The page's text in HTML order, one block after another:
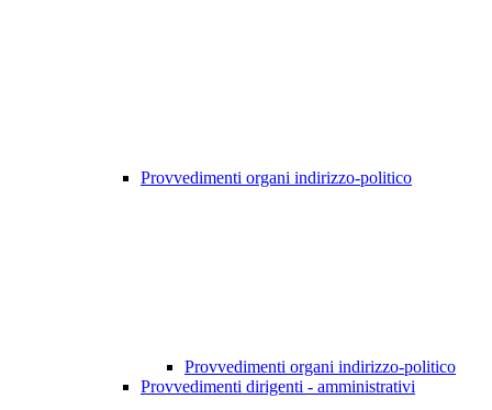
Provvedimenti organi indirizzo-politico
Provvedimenti organi indirizzo-politico
Provvedimenti dirigenti - amministrativi